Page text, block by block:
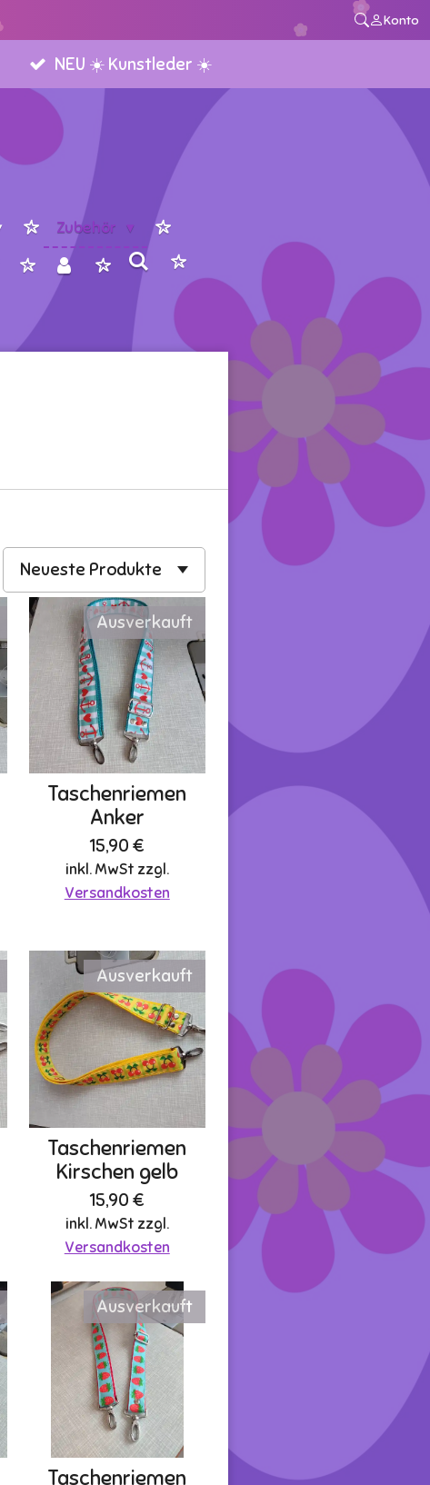
Konto
NEU ☀️ Kunstleder ☀️
Zubehör
Ausverkauft
Taschenriemen
Anker
15,90 €
inkl. MwSt zzgl.
Versandkosten
Ausverkauft
Taschenriemen
Kirschen gelb
15,90 €
inkl. MwSt zzgl.
Versandkosten
Ausverkauft
Taschenriemen